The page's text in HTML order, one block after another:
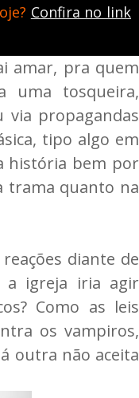
Confira no link
amar, pra quem
uma tosqueira,
propagandas
tipo algo em
história bem por
trama quanto na
diante de
a igreja iria agir
Como as leis
os vampiros,
outra não aceita